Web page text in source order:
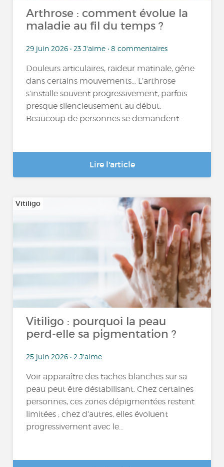
Arthrose : comment évolue la
maladie au fil du temps ?
29 juin 2026 • 23 J'aime • 8 commentaires
Douleurs articulaires, raideur matinale, gêne
dans certains mouvements… L’arthrose
s’installe souvent progressivement, parfois
presque silencieusement au début.
Beaucoup de personnes se demandent...
Lire l'article
Vitiligo
Vitiligo : pourquoi la peau
perd-elle sa pigmentation ?
25 juin 2026 • 2 J'aime
Voir apparaître des taches blanches sur sa
peau peut être déstabilisant. Chez certaines
personnes, ces zones dépigmentées restent
limitées ; chez d’autres, elles évoluent
progressivement avec le...